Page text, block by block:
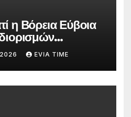
η Βόρεια Εύβοια
EVIA TIME